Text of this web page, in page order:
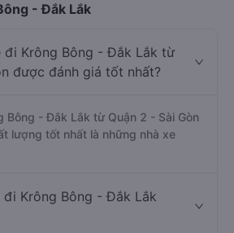
- Đắk Lắk
đi Krông Bông - Đắk Lắk từ
được đánh giá tốt nhất?
Bông - Đắk Lắk từ Quận 2 - Sài Gòn
lượng tốt nhất là những nhà xe
đi Krông Bông - Đắk Lắk